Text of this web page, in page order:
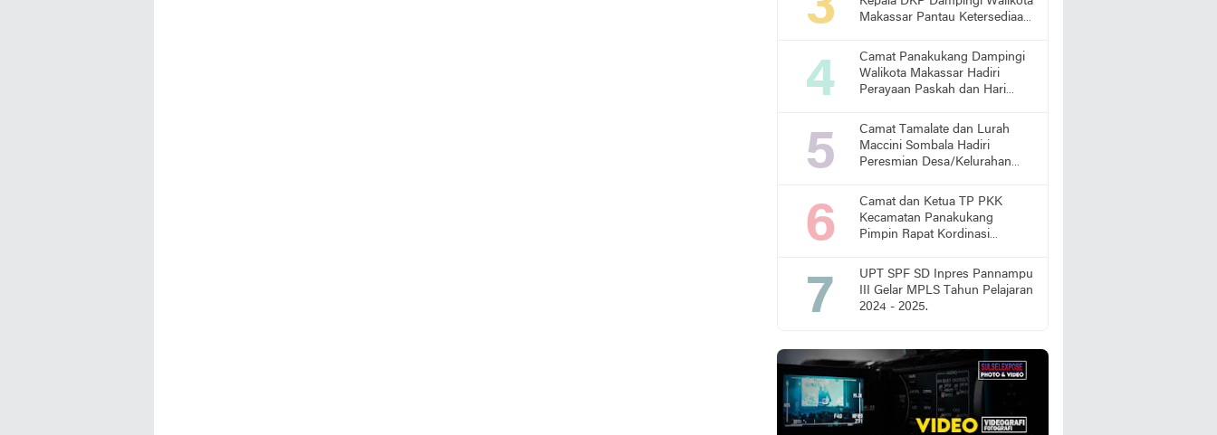
Makassar Pantau Ketersediaan
Camat Panakukang Dampingi
Walikota Makassar Hadiri
Perayaan Paskah dan Hari
Camat Tamalate dan Lurah
Maccini Sombala Hadiri
Peresmian Desa/Kelurahan
Camat dan Ketua TP PKK
Kecamatan Panakukang
Pimpin Rapat Kordinasi
Stunting
UPT SPF SD Inpres Pannampu
III Gelar MPLS Tahun Pelajaran
2024 - 2025.